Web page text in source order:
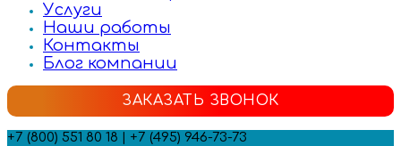
Услуги
Наши работы
Контакты
Блог компании
ЗАКАЗАТЬ ЗВОНОК
+7 (800) 551 80 18 | +7 (495) 946-73-73